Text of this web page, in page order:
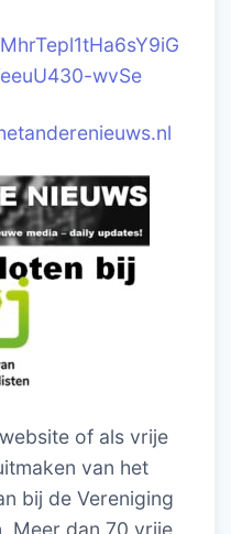
wvSe
of als vrije
van het
bij de Vereniging
Meer dan 70 vrije